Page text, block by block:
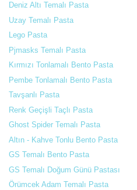
Deniz Altı Temalı Pasta
Uzay Temalı Pasta
Lego Pasta
Pjmasks Temalı Pasta
Kırmızı Tonlamalı Bento Pasta
Pembe Tonlamalı Bento Pasta
Tavşanlı Pasta
Renk Geçişli Taçlı Pasta
Ghost Spider Temalı Pasta
Altın - Kahve Tonlu Bento Pasta
GS Temalı Bento Pasta
GS Temalı Doğum Günü Pastası
Örümcek Adam Temalı Pasta